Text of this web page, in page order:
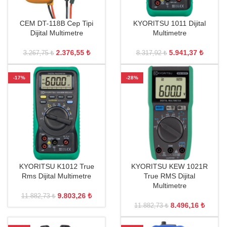
CEM DT-118B Cep Tipi
Dijital Multimetre
3.267,75₺ 2.376,55 ₺
KYORITSU 1011 Dijital
Multimetre
8.317,92₺ 5.941,37 ₺
-17%
KYORITSU K1012 True
Rms Dijital Multimetre
11.882,73₺ 9.803,26 ₺
-28%
KYORITSU KEW 1021R
True RMS Dijital
Multimetre
11.882,73₺ 8.496,16 ₺